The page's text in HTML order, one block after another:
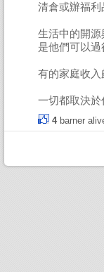
清倉或辦福
生活中的開
是他們可以過
有的家庭收
一切都取決
4barner